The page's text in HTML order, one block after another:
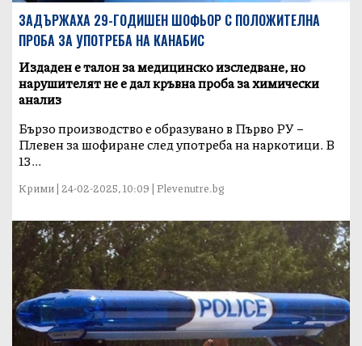
ЗАДЪРЖАХА 29-ГОДИШЕН ШОФЬОР С ПОЛОЖИТЕЛНА
ПРОБА ЗА УПОТРЕБА НА КАНАБИС
Издаден е талон за медицинско изследване, но
нарушителят не е дал кръвна проба за химически
анализ
Бързо производство е образувано в Първо РУ –
Плевен за шофиране след употреба на наркотици. В
13...
Крими | 24-02-2025, 10:09 | Plevenutre.bg